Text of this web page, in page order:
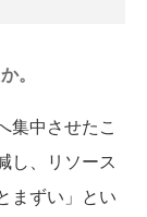
。
集中させたこ
し、リソース
まずい」とい